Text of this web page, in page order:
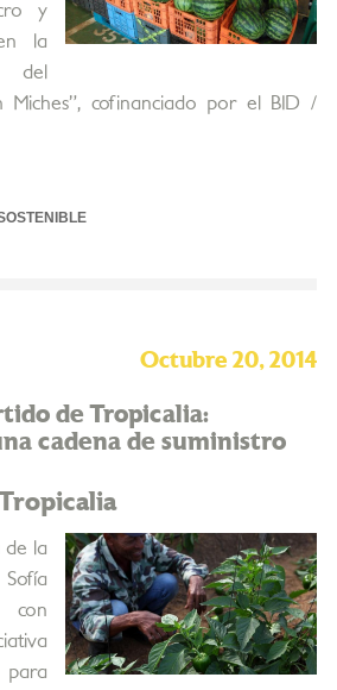
y
la
del
Miches”, cofinanciado por el BID /
Octubre 20, 2014
de Tropicalia:
cadena de suministro
de la
con
para